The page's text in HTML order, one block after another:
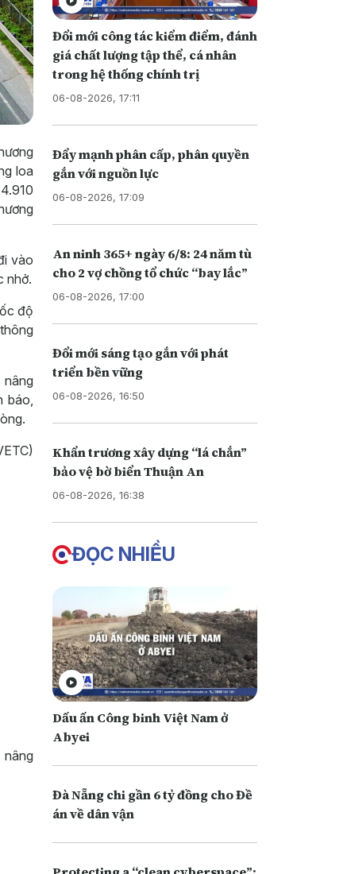
loa
vào
nhở.
độ
nâng
báo,
nâng
Đổi mới công tác kiểm điểm, đánh
giá chất lượng tập thể, cá nhân
trong hệ thống chính trị
06-08-2026, 17:11
Đẩy mạnh phân cấp, phân quyền
gắn với nguồn lực
06-08-2026, 17:09
An ninh 365+ ngày 6/8: 24 năm tù
cho 2 vợ chồng tổ chức “bay lắc”
06-08-2026, 17:00
Đổi mới sáng tạo gắn với phát
triển bền vững
06-08-2026, 16:50
Khẩn trương xây dựng “lá chắn”
bảo vệ bờ biển Thuận An
06-08-2026, 16:38
ĐỌC NHIỀU
Dấu ấn Công binh Việt Nam ở
Abyei
Đà Nẵng chi gần 6 tỷ đồng cho Đề
án về dân vận